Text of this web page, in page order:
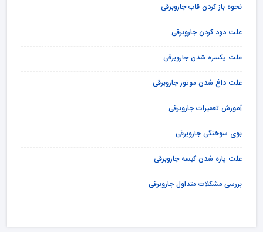
نحوه باز کردن قاب جاروبرقی
علت دود کردن جاروبرقی
علت یکسره شدن جاروبرقی
علت داغ شدن موتور جاروبرقی
آموزش تعمیرات جاروبرقی
بوی سوختگی جاروبرقی
علت پاره شدن کیسه جاروبرقی
بررسی مشکلات متداول جاروبرقی